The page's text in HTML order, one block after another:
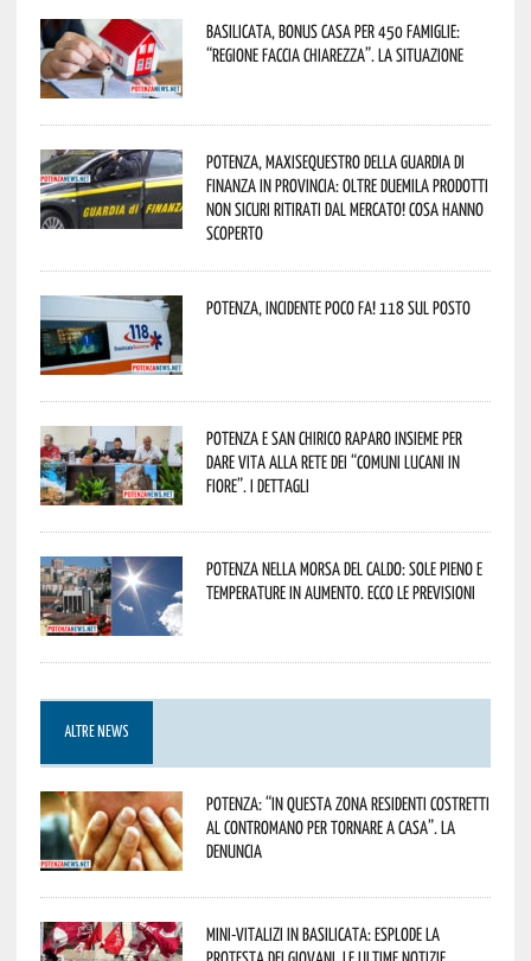
Basilicata, Bonus casa per 450 famiglie:
“Regione faccia chiarezza”. La situazione
Potenza, maxisequestro della Guardia di
Finanza in provincia: oltre duemila prodotti
non sicuri ritirati dal mercato! Cosa hanno
scoperto
Potenza, incidente poco fa! 118 sul posto
Potenza e San Chirico Raparo insieme per
dare vita alla rete dei “Comuni Lucani in
Fiore”. I dettagli
Potenza nella morsa del caldo: sole pieno e
temperature in aumento. Ecco le previsioni
ALTRE NEWS
Potenza: “In questa zona residenti costretti
al contromano per tornare a casa”. La
denuncia
Mini-vitalizi in Basilicata: esplode la